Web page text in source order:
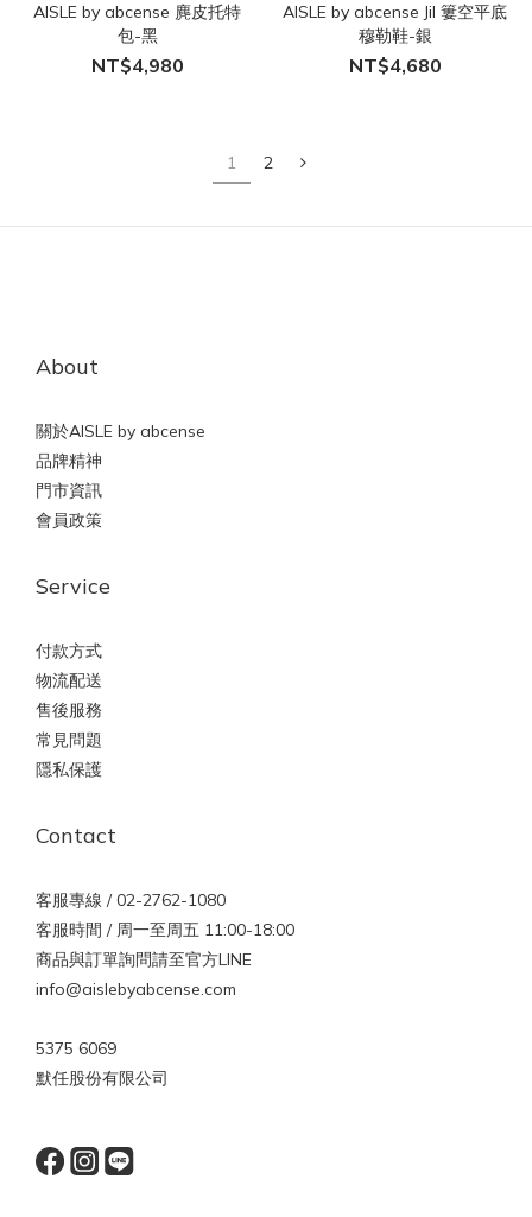
AISLE by abcense 麂皮托特
包-黑
NT$4,980
AISLE by abcense Jil 簍空平底
穆勒鞋-銀
NT$4,680
1 2
About
關於AISLE by abcense
品牌精神
門市資訊
會員政策
Service
付款方式
物流配送
售後服務
常見問題
隱私保護
Contact
客服專線 / 02-2762-1080
客服時間 / 周一至周五 11:00-18:00
商品與訂單詢問請至官方LINE
info@aislebyabcense.com
5375 6069
默任股份有限公司